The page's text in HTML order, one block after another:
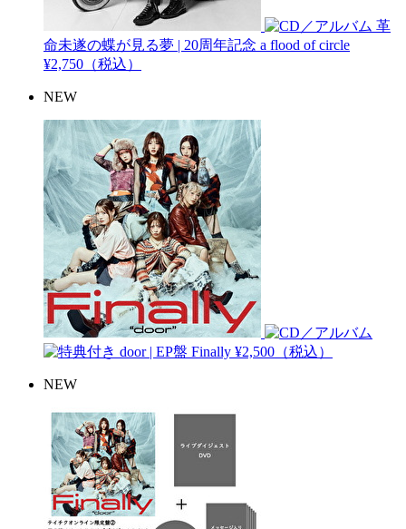
革
命未遂の蝶が見る夢 | 20周年記念 a flood of circle
¥2,750（税込）
NEW
door | EP盤 Finally ¥2,500（税込）
NEW